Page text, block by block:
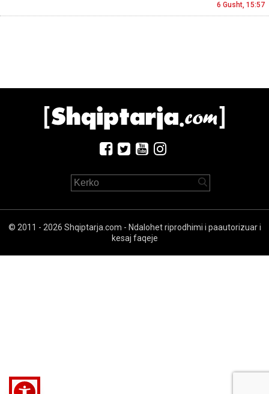
6 Gusht, 15:57
© 2011 - 2026 Shqiptarja.com - Ndalohet riprodhimi i paautorizuar i
kesaj faqeje